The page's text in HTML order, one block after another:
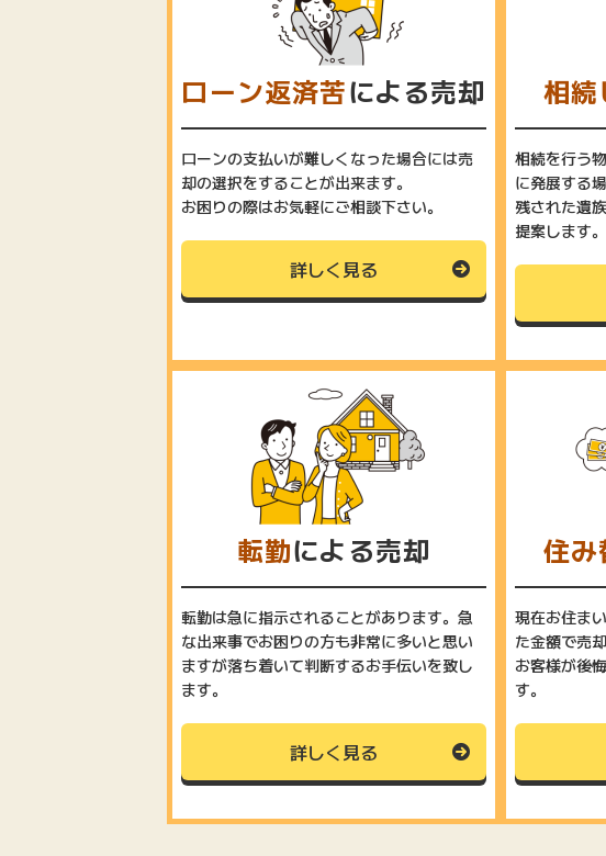
ローン返済苦による売却
ローンの支払いが難しくなった場合には売
却の選択をすることが出来ます。
お困りの際はお気軽にご相談下さい。
詳しく見る
相続
相続を行う
に発展する
残された遺
提案します。
転勤による売却
転勤は急に指示されることがあります。急
な出来事でお困りの方も非常に多いと思い
ますが落ち着いて判断するお手伝いを致し
ます。
詳しく見る
住み
現在お住ま
た金額で売
お客様が後
す。